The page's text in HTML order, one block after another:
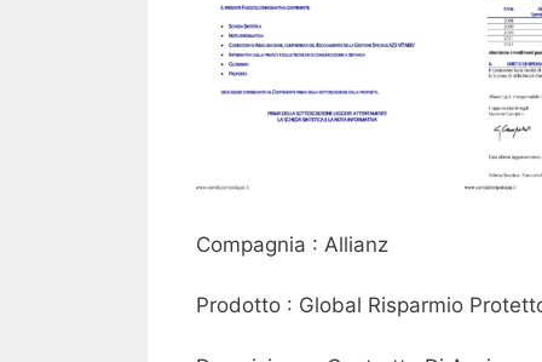
Compagnia : Allianz
Prodotto : Global Risparmio